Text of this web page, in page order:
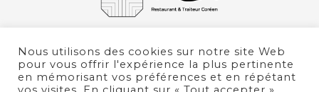
Nous utilisons des cookies sur notre site Web
pour vous offrir l'expérience la plus pertinente
en mémorisant vos préférences et en répétant